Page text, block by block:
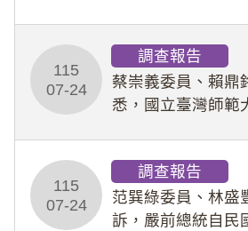
行拍攝特定樣態性
劉師。該生因畏懼
115
07-24
調查報告
蔡崇義委員、賴鼎
悉，國立臺灣師範
術倫理等情案調查
31)
115
07-24
調查報告
范巽綠委員、林盛
訴，嚴前總統自民